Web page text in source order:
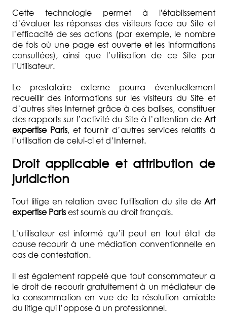
Cette technologie permet à l'établissement
d’évaluer les réponses des visiteurs face au Site et
l’efficacité de ses actions (par exemple, le nombre
de fois où une page est ouverte et les informations
consultées), ainsi que l’utilisation de ce Site par
l’Utilisateur.
Le prestataire externe pourra éventuellement
recueillir des informations sur les visiteurs du Site et
d’autres sites Internet grâce à ces balises, constituer
des rapports sur l’activité du Site à l’attention de Art
expertise Paris, et fournir d’autres services relatifs à
l’utilisation de celui-ci et d’Internet.
Droit applicable et attribution de
juridiction
Tout litige en relation avec l'utilisation du site de Art
expertise Parisest soumis au droit français.
L’utilisateur est informé qu’il peut en tout état de
cause recourir à une médiation conventionnelle en
cas de contestation.
Il est également rappelé que tout consommateur a
le droit de recourir gratuitement à un médiateur de
la consommation en vue de la résolution amiable
du litige qui l’oppose à un professionnel.